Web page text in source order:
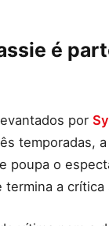
é
por
temporadas,
poupa o
a